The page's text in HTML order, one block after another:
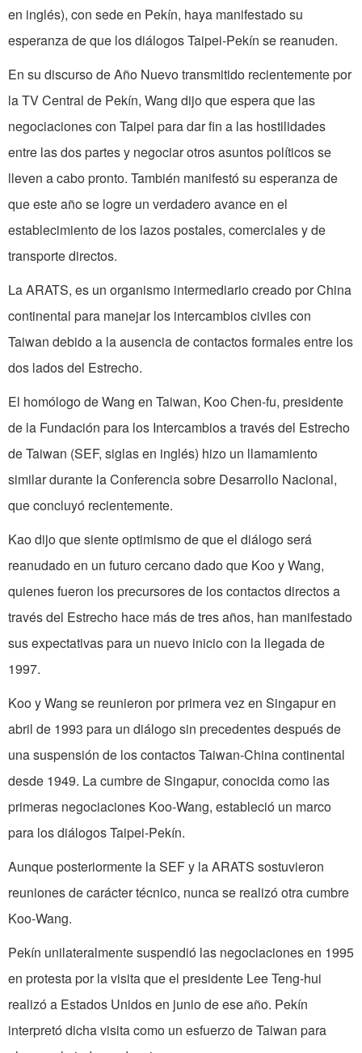
en inglés), con sede en Pekín, haya manifestado su
esperanza de que los diálogos Taipei-Pekín se reanuden.
En su discurso de Año Nuevo transmitido recientemente por
la TV Central de Pekín, Wang dijo que espera que las
negociaciones con Taipei para dar fin a las hostilidades
entre las dos partes y negociar otros asuntos políticos se
lleven a cabo pronto. También manifestó su esperanza de
que este año se logre un verdadero avance en el
establecimiento de los lazos postales, comerciales y de
transporte directos.
La ARATS, es un organismo intermediario creado por China
continental para manejar los intercambios civiles con
Taiwan debido a la ausencia de contactos formales entre los
dos lados del Estrecho.
El homólogo de Wang en Taiwan, Koo Chen-fu, presidente
de la Fundación para los Intercambios a través del Estrecho
de Taiwan (SEF, siglas en inglés) hizo un llamamiento
similar durante la Conferencia sobre Desarrollo Nacional,
que concluyó recientemente.
Kao dijo que siente optimismo de que el diálogo será
reanudado en un futuro cercano dado que Koo y Wang,
quienes fueron los precursores de los contactos directos a
través del Estrecho hace más de tres años, han manifestado
sus expectativas para un nuevo inicio con la llegada de
1997.
Koo y Wang se reunieron por primera vez en Singapur en
abril de 1993 para un diálogo sin precedentes después de
una suspensión de los contactos Taiwan-China continental
desde 1949. La cumbre de Singapur, conocida como las
primeras negociaciones Koo-Wang, estableció un marco
para los diálogos Taipei-Pekín.
Aunque posteriormente la SEF y la ARATS sostuvieron
reuniones de carácter técnico, nunca se realizó otra cumbre
Koo-Wang.
Pekín unilateralmente suspendió las negociaciones en 1995
en protesta por la visita que el presidente Lee Teng-hui
realizó a Estados Unidos en junio de ese año. Pekín
interpretó dicha visita como un esfuerzo de Taiwan para